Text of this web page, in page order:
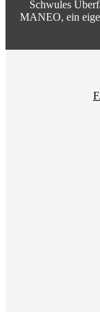
Schwules
MANEO, ein